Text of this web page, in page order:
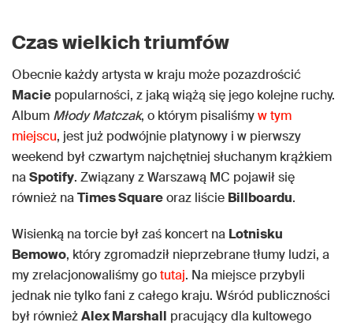
Czas wielkich triumfów
Obecnie każdy artysta w kraju może pozazdrościć
Macie popularności, z jaką wiążą się jego kolejne ruchy.
Album Młody Matczak, o którym pisaliśmyw tym
miejscu, jest już podwójnie platynowy i w pierwszy
weekend był czwartym najchętniej słuchanym krążkiem
naSpotify. Związany z Warszawą MC pojawił się
również naTimes Squareoraz liście Billboardu.
Wisienką na torcie był zaś koncert na Lotnisku
Bemowo, który zgromadził nieprzebrane tłumy ludzi, a
my zrelacjonowaliśmy gotutaj. Na miejsce przybyli
jednak nie tylko fani z całego kraju. Wśród publiczności
był równieżAlex Marshall pracujący dla kultowego